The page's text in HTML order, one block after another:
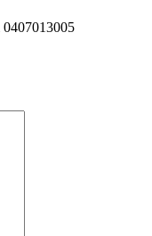
0407013005